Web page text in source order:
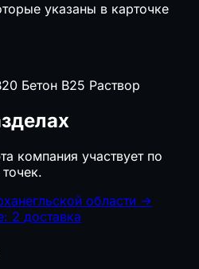
указаны в карточке
Бетон B25 Раствор
компания участвует по
области →
2 доставка